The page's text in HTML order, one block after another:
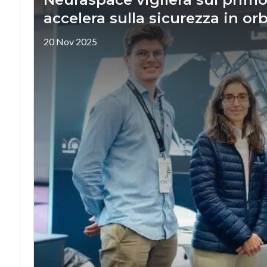
accelera sulla sicurezza in
20 Nov 2025